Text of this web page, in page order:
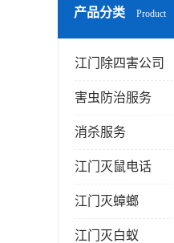
产品分类 Product
江门除四害公司
害虫防治服务
消杀服务
江门灭鼠电话
江门灭蟑螂
江门灭白蚁